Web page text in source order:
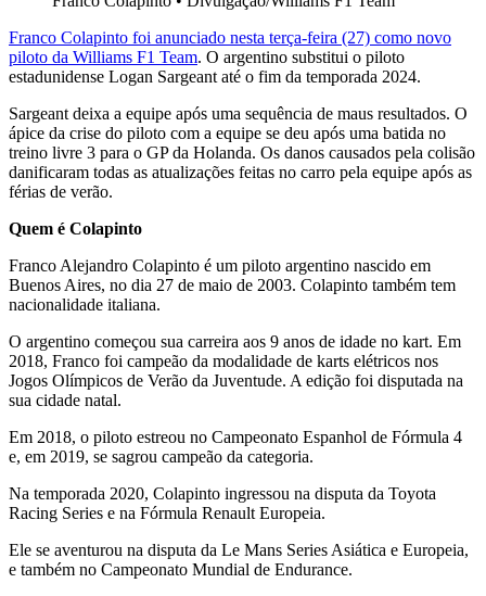
Franco Colapinto foi anunciado nesta terça-feira (27) como novo
piloto da Williams F1 Team. O argentino substitui o piloto
estadunidense Logan Sargeant até o fim da temporada 2024.
Sargeant deixa a equipe após uma sequência de maus resultados. O
ápice da crise do piloto com a equipe se deu após uma batida no
treino livre 3 para o GP da Holanda. Os danos causados pela colisão
danificaram todas as atualizações feitas no carro pela equipe após as
férias de verão.
Quem é Colapinto
Franco Alejandro Colapinto é um piloto argentino nascido em
Buenos Aires, no dia 27 de maio de 2003. Colapinto também tem
nacionalidade italiana.
O argentino começou sua carreira aos 9 anos de idade no kart. Em
2018, Franco foi campeão da modalidade de karts elétricos nos
Jogos Olímpicos de Verão da Juventude. A edição foi disputada na
sua cidade natal.
Em 2018, o piloto estreou no Campeonato Espanhol de Fórmula 4
e, em 2019, se sagrou campeão da categoria.
Na temporada 2020, Colapinto ingressou na disputa da Toyota
Racing Series e na Fórmula Renault Europeia.
Ele se aventurou na disputa da Le Mans Series Asiática e Europeia,
e também no Campeonato Mundial de Endurance.